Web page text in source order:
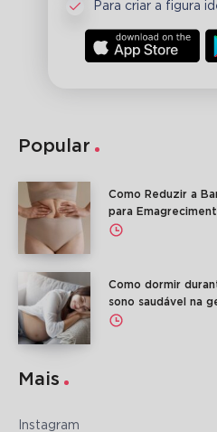
Para criar a figura
Popular
Como Reduzir a
para
Como dormir
sono saudável na
Mais
Instagram